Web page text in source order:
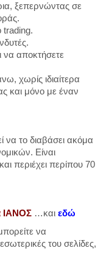
ξεπερνώντας σε
trading.
να αποκτήσετε
χωρίς ιδιαίτερα
και μόνο με έναν
να το διαβάσει ακόμα
Είναι
περιέχει περίπου 70
ΙΑΝΟΣ …και εδώ
να
του σελίδες,